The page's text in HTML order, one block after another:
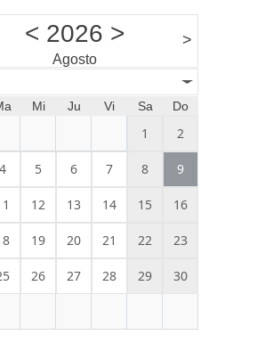
< 2026 >
Agosto
>
Mi Ju Vi Sa Do
1 2
4 5 6 7 8 9
12 13 14 15 16
19 20 21 22 23
26 27 28 29 30